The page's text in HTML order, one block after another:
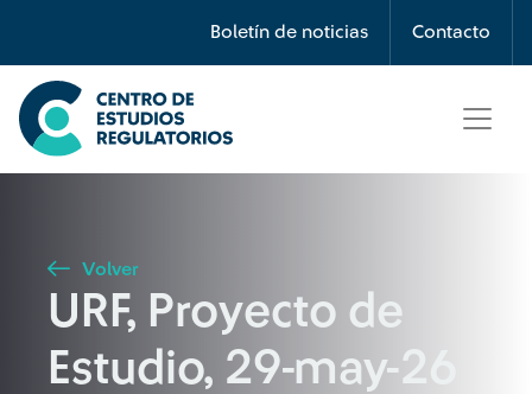
Boletín de noticias Contacto
Búsqueda
Seleccione país
Buscar
Volver
URF, Proyecto de
Estudio, 29-may-26